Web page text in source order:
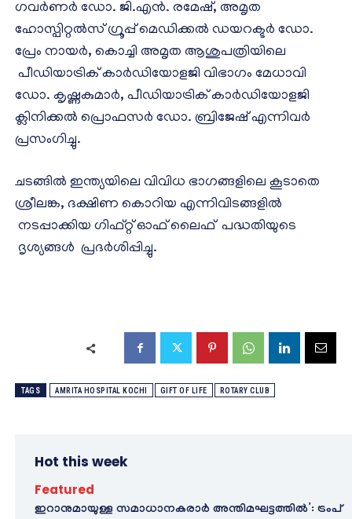
ഗവർണർ ഡോ. ജി.എൻ. രമേഷ്, അമൃത
ഹോസ്പിറ്റൽസ് ഗ്രൂപ്പ് മെഡിക്കൽ ഡയറക്ടർ ഡോ.
പ്രേം നായർ, കൊച്ചി അമൃത ആശുപത്രിയിലെ
പീഡിയാട്രിക് കാർഡിയോളജി വിഭാഗം മേധാവി
ഡോ. കൃഷ്ണകുമാർ, പീഡിയാട്രിക് കാർഡിയോളജി
ക്ലിനിക്കൽ പ്രൊഫസർ ഡോ. ബ്രിജേഷ് എന്നിവർ
പ്രസംഗിച്ചു.
ചടങ്ങിൽ ഇന്ത്യയിലെ വിവിധ ഭാഗങ്ങളിലെ കൂടാതെ
ശ്രീലങ്ക, ദക്ഷിണ കൊറിയ എന്നിവിടങ്ങളിൽ
നടപ്പാക്കിയ ഗിഫ്റ്റ് ഓഫ് ലൈഫ് പദ്ധതിയുടെ
ദൃശ്യങ്ങൾ പ്രദർശിപ്പിച്ചു.
TAGS AMRITA HOSPITAL KOCHI GIFT OF LIFE ROTARY CLUB
Hot this week
Featured
ഇറാനുമായുള്ള സമാധാനകരാർ അന്തിമഘട്ടത്തിൽ‌’: ട്രംപ്